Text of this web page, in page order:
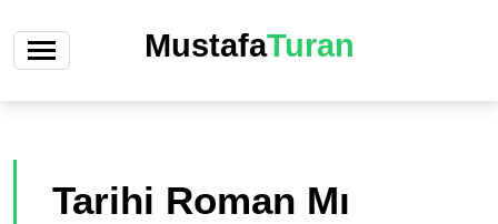
MustafaTuran
Tarihi Roman Mı